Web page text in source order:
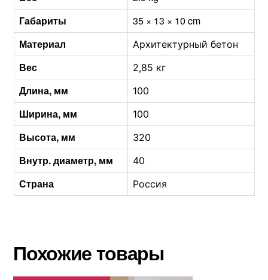
Габариты
35 × 13 × 10 cm
Материал
Архитектурный бетон
Вес 2,85 кг
Длина, мм 100
Ширина, мм 100
Высота, мм 320
Внутр. диаметр, мм 40
Страна Россия
Похожие товары